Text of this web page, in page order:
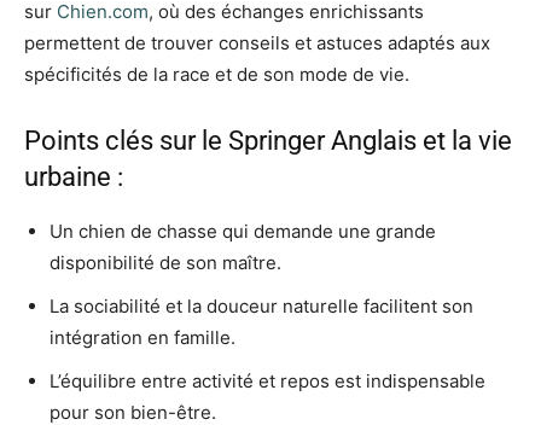
sur Chien.com, où des échanges enrichissants
permettent de trouver conseils et astuces adaptés aux
spécificités de la race et de son mode de vie.
Points clés sur le Springer Anglais et la vie
urbaine :
Un chien de chasse qui demande une grande
disponibilité de son maître.
La sociabilité et la douceur naturelle facilitent son
intégration en famille.
L’équilibre entre activité et repos est indispensable
pour son bien-être.